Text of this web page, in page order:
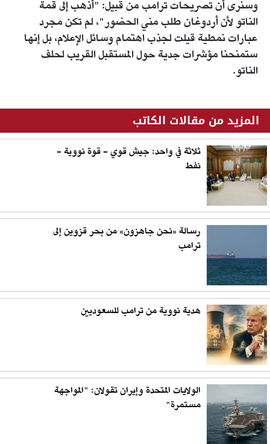
وسنرى أن تصريحات ترامب من قبيل: "أذهب إلى قمة
الناتو لأن أردوغان طلب مني الحضور"، لم تكن مجرد
عبارات نمطية قيلت لجذب اهتمام وسائل الإعلام، بل إنها
ستمنحنا مؤشرات جدية حول المستقبل القريب لحلف
الناتو.
المزيد من مقالات الكاتب
ثلاثة في واحد: جيش قوي - قوة نووية -
نفط
رسالة «نحن جاهزون» من بحر قزوين إلى
ترامب
هدية نووية من ترامب للسعوديين
الولايات المتحدة وإيران تقولان: "المواجهة
مستمرة"